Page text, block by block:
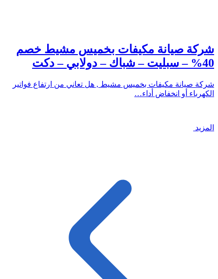
شركة صيانة مكيفات بخميس مشيط خصم
40% – سبليت – شباك – دولابي – دكت
شركة صيانة مكيفات بخميس مشيط , هل تعاني من ارتفاع فواتير
الكهرباء أو انخفاض أداء…
المزيد